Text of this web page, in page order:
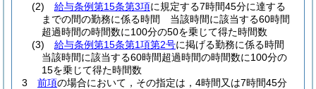
(2)
給与条例第15条第3項に規定する7時間45分に達する
までの間の勤務に係る時間 当該時間に該当する60時間
超過時間の時間数に100分の50を乗じて得た時間数
(3)
給与条例第15条第1項第2号に掲げる勤務に係る時間
当該時間に該当する60時間超過時間の時間数に100分の
15を乗じて得た時間数
3
前項の場合において，その指定は，4時間又は7時間45分